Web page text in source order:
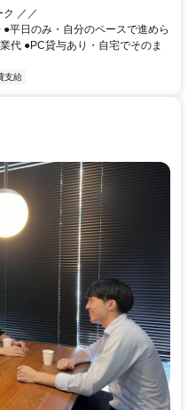
／／
み・自分のペースで進めら
代 ●PC貸与あり・自宅でそのま
支給